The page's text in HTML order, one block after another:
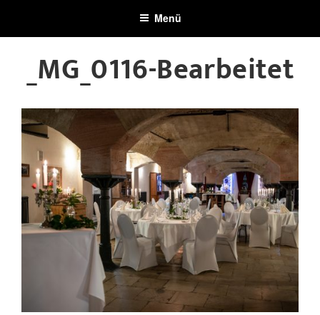
Inhalt
springen
Menü
_MG_0116-Bearbeitet